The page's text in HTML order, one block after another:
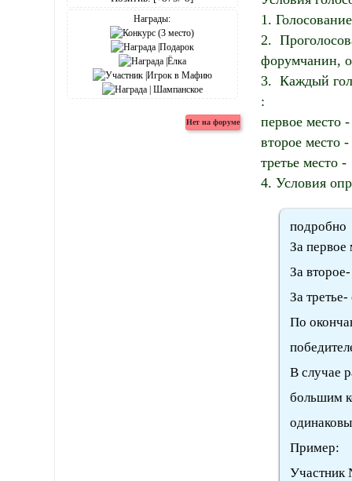
Награды:
1.
2.
форумчанин,
3. Каждый
:
первое место -
второе место -
третье место -
4. Условия
подробно
За первое
За
За
По
В случае
большим
Пример:
Участник